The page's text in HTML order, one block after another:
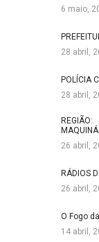
6 maio,
28 abril,
POLÍCIA
28 abril,
26 abril,
RÁDIOS
26 abril,
O Fogo
14 abril,